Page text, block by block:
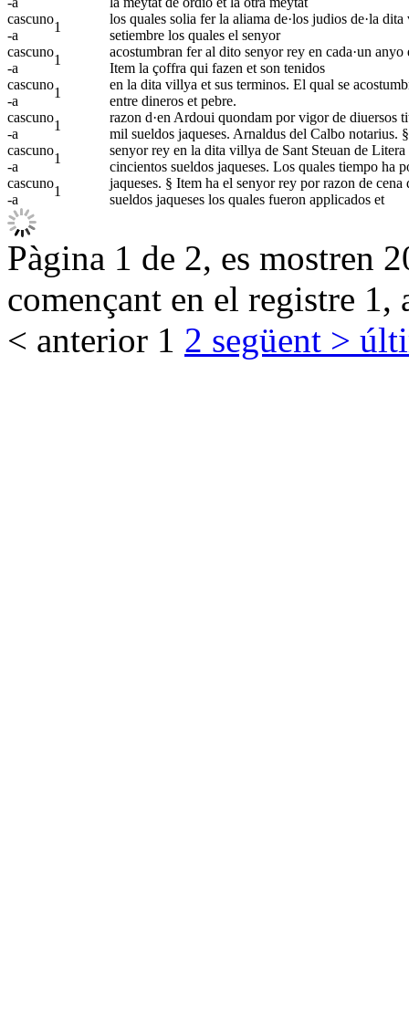
cascuno
-a
1
los quales solia fer la aliama de·los judios de·la
setiembre los quales el senyor
cascuno
-a
1
acostumbran fer al dito senyor rey en cada·un
Item la çoffra qui fazen et son tenidos
cascuno
-a
1
en la dita villya et sus terminos. El qual se
entre dineros et pebre.
cascuno
-a
1
razon d·en Ardoui quondam por vigor de diuersos
mil sueldos jaqueses. Arnaldus del Calbo notarius.
cascuno
-a
1
senyor rey en la dita villya de Sant Steuan de
cincientos sueldos jaqueses. Los quales tiempo ha
cascuno
-a
1
jaqueses. § Item ha el senyor rey por razon de
sueldos jaqueses los quales fueron applicados et
Pàgina 1 de 2, es mostren
començant en el registre 1,
< anterior 1 2 següent >